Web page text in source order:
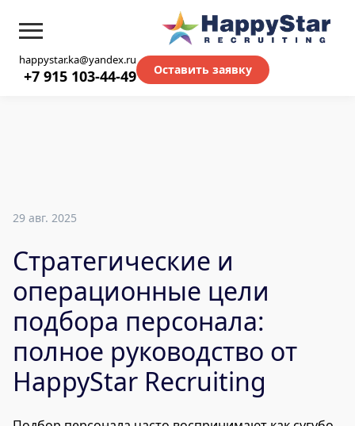
29 авг. 2025
Стратегические и
операционные цели
подбора персонала:
полное руководство от
HappyStar Recruiting
happystar.ka@yandex.ru
+7 915 103-44-49 Оставить заявку